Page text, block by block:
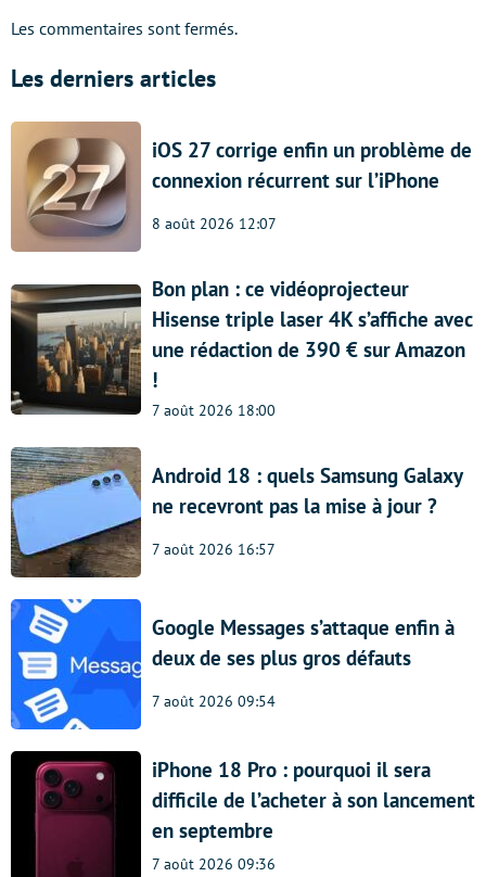
Les commentaires sont fermés.
Les derniers articles
iOS 27 corrige enfin un problème de
connexion récurrent sur l’iPhone
8 août 2026 12:07
Bon plan : ce vidéoprojecteur
Hisense triple laser 4K s’affiche avec
une rédaction de 390 € sur Amazon
!
7 août 2026 18:00
Android 18 : quels Samsung Galaxy
ne recevront pas la mise à jour ?
7 août 2026 16:57
Google Messages s’attaque enfin à
deux de ses plus gros défauts
7 août 2026 09:54
iPhone 18 Pro : pourquoi il sera
difficile de l’acheter à son lancement
en septembre
7 août 2026 09:36